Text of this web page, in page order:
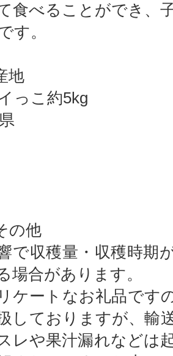
食べることができ、
す。
地
っこ約5kg
の他
で収穫量・収穫時期
場合があります。
ケートなお礼品です
しておりますが、輸
レや果汁漏れなどは